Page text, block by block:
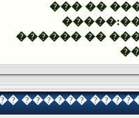
������
������� ��
������